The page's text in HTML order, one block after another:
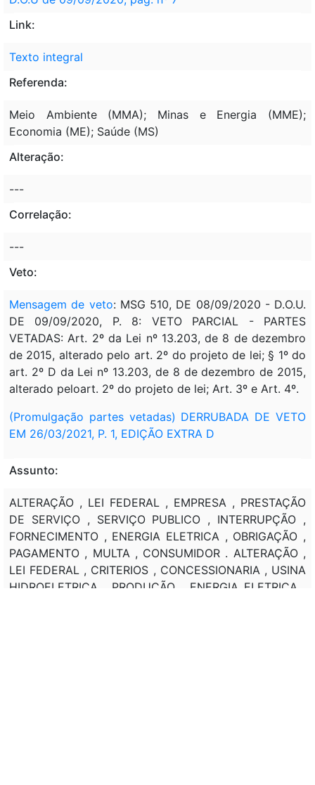
Link:
Texto integral
Referenda:
Meio Ambiente (MMA); Minas e Energia (MME);
Economia (ME); Saúde (MS)
Alteração:
---
Correlação:
---
Veto:
Mensagem de veto: MSG 510, DE 08/09/2020 - D.O.U.
DE 09/09/2020, P. 8: VETO PARCIAL - PARTES
VETADAS: Art. 2º da Lei nº 13.203, de 8 de dezembro
de 2015, alterado pelo art. 2º do projeto de lei; § 1º do
art. 2º D da Lei nº 13.203, de 8 de dezembro de 2015,
alterado peloart. 2º do projeto de lei; Art. 3º e Art. 4º.
(Promulgação partes vetadas) DERRUBADA DE VETO
EM 26/03/2021, P. 1, EDIÇÃO EXTRA D
Assunto:
ALTERAÇÃO , LEI FEDERAL , EMPRESA , PRESTAÇÃO
DE SERVIÇO , SERVIÇO PUBLICO , INTERRUPÇÃO ,
FORNECIMENTO , ENERGIA ELETRICA , OBRIGAÇÃO ,
PAGAMENTO , MULTA , CONSUMIDOR . ALTERAÇÃO ,
LEI FEDERAL , CRITERIOS , CONCESSIONARIA , USINA
HIDROELETRICA , PRODUÇÃO , ENERGIA ELETRICA ,